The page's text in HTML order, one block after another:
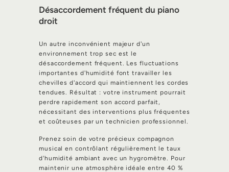
Désaccordement fréquent du piano
droit
Un autre inconvénient majeur d'un
environnement trop sec est le
désaccordement fréquent. Les fluctuations
importantes d'humidité font travailler les
chevilles d'accord qui maintiennent les cordes
tendues. Résultat : votre instrument pourrait
perdre rapidement son accord parfait,
nécessitant des interventions plus fréquentes
et coûteuses par un technicien professionnel.
Prenez soin de votre précieux compagnon
musical en contrôlant régulièrement le taux
d'humidité ambiant avec un hygromètre. Pour
maintenir une atmosphère idéale entre 40 %